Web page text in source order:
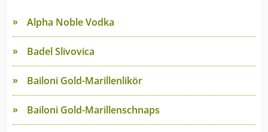
Alpha Noble Vodka
Badel Slivovica
Bailoni Gold-Marillenlikör
Bailoni Gold-Marillenschnaps